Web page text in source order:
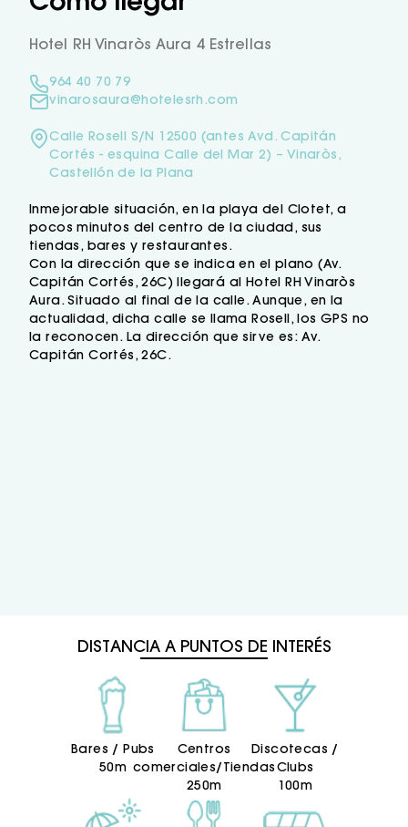
ducha con efecto lluvia y bañera
Los Hotel RH Aura Vinaròs con
Encanto disponen de habitaciones
adaptadas para minusválidos.
El Restaurante buffet del Hotel RH Aura Vinaròs
con Encanto ofrece platos típicos de la zona
e internacionales.
El Hotel RH Aura Vinaròs con Encanto cuenta
cafetería, piscina exterior con jacuzzi y
terraza solárium con sombrillas donde
disfrutar de su excelente coctelería.
Hotel RH Vinaròs Aura 4 Estrellas
964 40 70 79
vinarosaura@hotelesrh.com
Calle Rosell S/N 12500 (antes Avd. Capitán
Cortés - esquina Calle del Mar 2) – Vinaròs,
Castellón de la Plana
Inmejorable situación, en la playa del Clotet, a
pocos minutos del centro de la ciudad, sus
tiendas, bares y restaurantes.
Con la dirección que se indica en el plano (Av.
Capitán Cortés, 26C) llegará al Hotel RH Vinaròs
Aura. Situado al final de la calle. Aunque, en la
actualidad, dicha calle se llama Rosell, los GPS no
la reconocen. La dirección que sirve es: Av.
Capitán Cortés, 26C.
DISTANCIA A PUNTOS DE INTERÉS
Bares / Pubs
50m
Centros
comerciales/Tiendas
250m
Discotecas /
Clubs
100m